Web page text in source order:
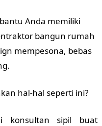
Anda memiliki
bangun rumah
mempesona, bebas
hal-hal seperti ini?
konsultan sipil buat